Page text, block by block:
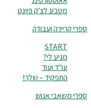
מטבע לצ'ק פוינט
ספרי קריירה ועבודה
START
מגיע לי?
עו"ד ועוד
התפקיד – שלך!
ספרי משאבי אנוש